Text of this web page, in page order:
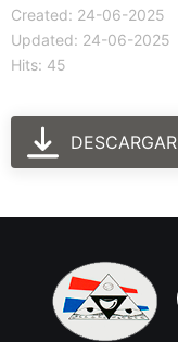
Created: 24-06-2025
Updated: 24-06-2025
Hits: 45
DESCARGAR